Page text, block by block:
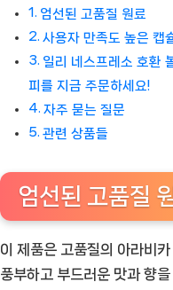
엄선된 고품질 원료
사용자 만족도 높은 캡
일리 네스프레소 호환
피를 지금 주문하세요!
자주 묻는 질문
관련 상품들
엄선된 고품질
이 제품은 고품질의 아라비
풍부하고 부드러운 맛과 향